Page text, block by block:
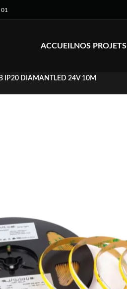
ACCUEILNOS PROJETS
IP20 DIAMANTLED 24V 10M